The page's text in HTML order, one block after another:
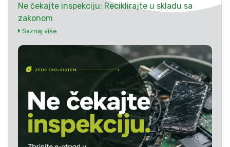
Ne čekajte inspekciju: Reciklirajte u skladu sa
zakonom
Saznaj više